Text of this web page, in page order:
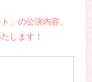
」の公演内容、
します！